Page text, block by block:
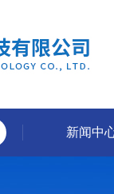
新闻中